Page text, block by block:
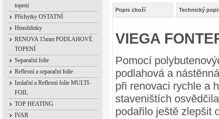
topení
Příchytky OSTATNÍ
Hmoždinky
RENOVA 15mm PODLAHOVÉ
TOPENÍ
Separační folie
Reflexní a separační folie
Izolační a Reflexní folie MULTI-
FOIL
TOP HEATING
IVAR
Popis zboží Technický
VIEGA
Pomocí
podlahová a
při renovaci rychle a
staveništích
podařilo ještě zlepšit